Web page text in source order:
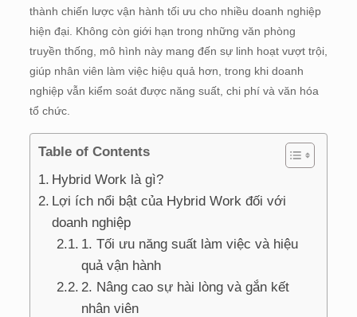
thành chiến lược vận hành tối ưu cho nhiều doanh nghiệp
hiện đại. Không còn giới hạn trong những văn phòng
truyền thống, mô hình này mang đến sự linh hoạt vượt trội,
giúp nhân viên làm việc hiệu quả hơn, trong khi doanh
nghiệp vẫn kiểm soát được năng suất, chi phí và văn hóa
tổ chức.
Table of Contents
Hybrid Work là gì?
Lợi ích nổi bật của Hybrid Work đối với
doanh nghiệp
1. Tối ưu năng suất làm việc và hiệu
quả vận hành
2. Nâng cao sự hài lòng và gắn kết
nhân viên